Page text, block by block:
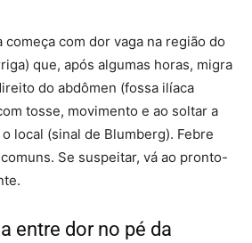
com dor vaga na região do
que, após algumas horas, migra
do abdômen (fossa ilíaca
tosse, movimento e ao soltar a
local (sinal de Blumberg). Febre
Se suspeitar, vá ao pronto-
entre dor no pé da